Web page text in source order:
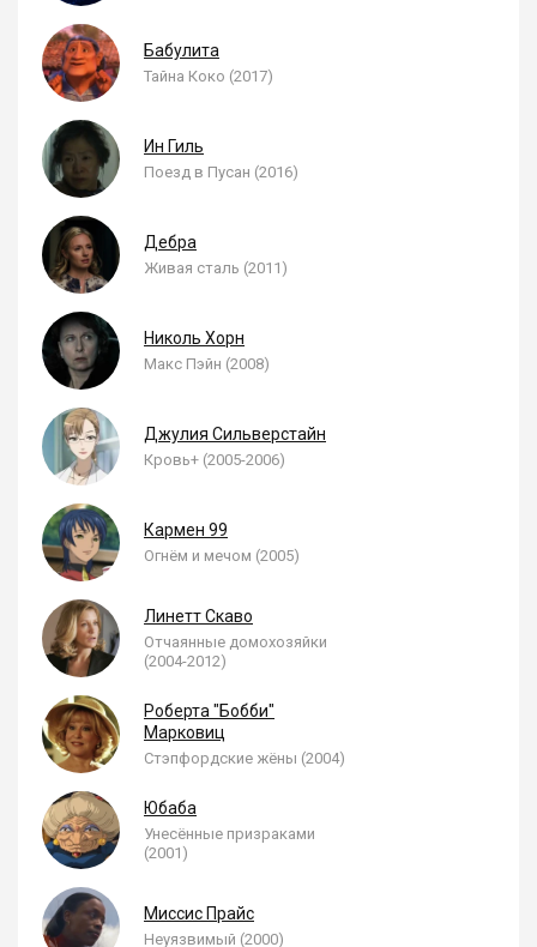
Бабулита
Тайна Коко (2017)
Ин Гиль
Поезд в Пусан (2016)
Дебра
Живая сталь (2011)
Николь Хорн
Макс Пэйн (2008)
Джулия Сильверстайн
Кровь+ (2005-2006)
Кармен 99
Огнём и мечом (2005)
Линетт Скаво
Отчаянные домохозяйки
(2004-2012)
Роберта "Бобби"
Марковиц
Стэпфордские жёны (2004)
Юбаба
Унесённые призраками
(2001)
Миссис Прайс
Неуязвимый (2000)